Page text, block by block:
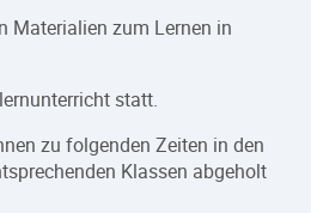
Materialien zum Lernen in
statt.
zu folgenden Zeiten in den
Klassen abgeholt